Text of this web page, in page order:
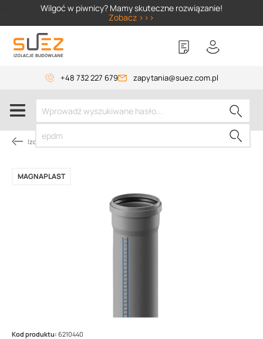
Wilgoć w piwnicy? Mamy skuteczne rozwiązanie!
Zobacz >>>
+48 732 227 679 zapytania@suez.com.pl
Izolacja piwnic od wewnątrz
MAGNAPLAST
Kod produktu: 6210440